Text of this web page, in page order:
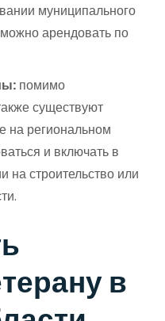
муниципального
арендовать по
помимо
существуют
на региональном
и включать в
на строительство или
в